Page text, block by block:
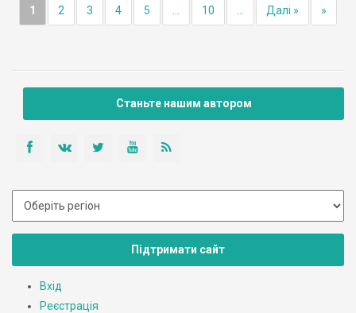
1 2 3 4 5 10 Далі » »
Станьте нашим автором
Підтримати сайт
Вхід
Реєстрація